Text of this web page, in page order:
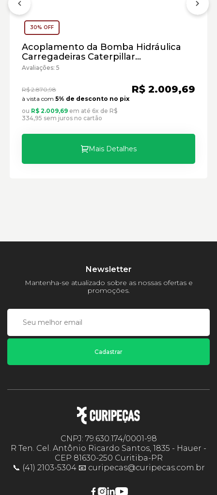
Carregadeira de Rodas Caterpillar:
Marca:
Material:
Comprimento:
Largura:
Altura:
30% OFF
Acoplamento da Bomba Hidráulica
Carregadeiras Caterpillar
Cód:3738459 - Seminovo
Avaliações: 5
R$ 2.870,98 R$ 2.009,69
à vista com 5% de desconto no pix
ou R$ 2.009,69 em até 6x de R$
334,95 sem juros no cartão
Mais Detalhes
Newsletter
Mantenha-se atualizado sobre as nossas ofertas e
promoções.
Cadastrar
CNPJ: 79.630.174/0001-98
R Ten. Cel. Antônio Ricardo Santos, 1835 - Hauer -
CEP 81630-250 Curitiba-PR
📞 (41) 2103-5304 📧 curipecas@curipecas.com.br